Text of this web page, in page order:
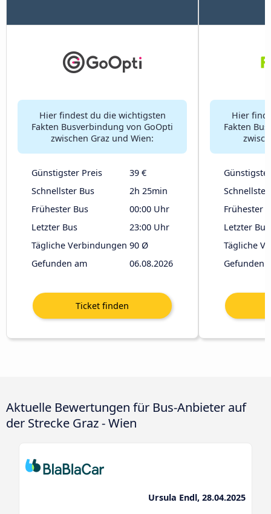
Hier findest du die wichtigsten
Fakten Busverbindung von GoOpti
zwischen Graz und Wien:
Günstigster Preis
39 €
Schnellster Bus
2h 25min
Frühester Bus
00:00 Uhr
Letzter Bus
23:00 Uhr
Tägliche Verbindungen 90 Ø
Gefunden am
06.08.2026
Hier
Fakten
Schnellster
Frühester
Letzter Bus
Tägliche
Gefunden
Aktuelle Bewertungen für Bus-Anbieter auf
der Strecke Graz - Wien
Ursula Endl, 28.04.2025